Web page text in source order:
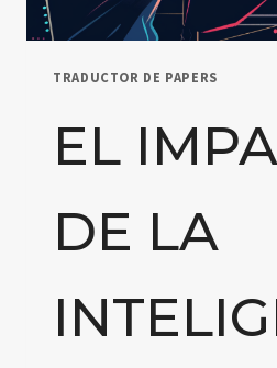
ENTORNOS
INMERSIVOS
TRADUCTOR DE PAPERS
EL
DE LA